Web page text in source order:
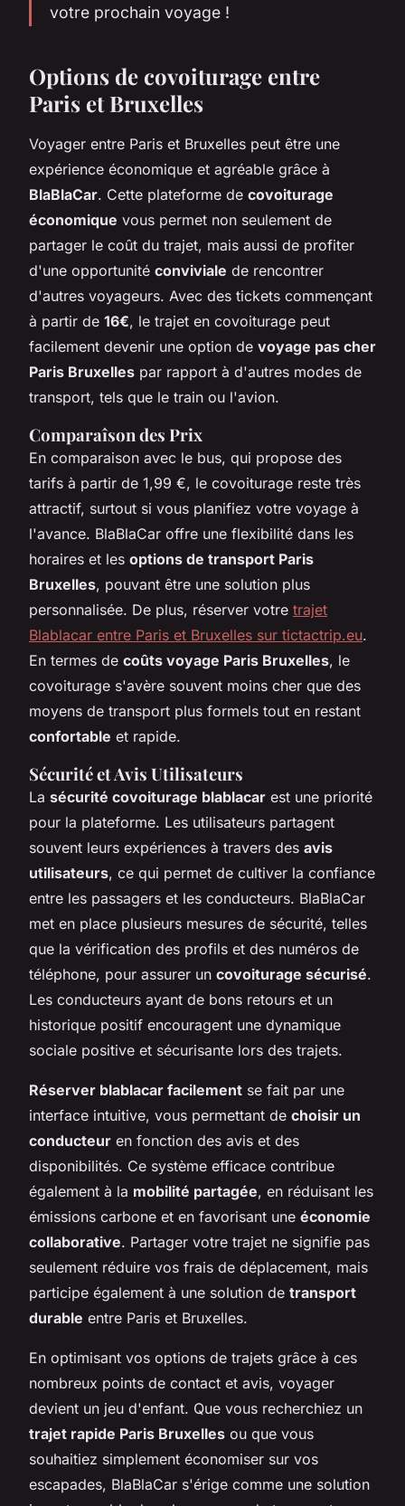
votre prochain voyage !
Options de covoiturage entre
Paris et Bruxelles
Voyager entre Paris et Bruxelles peut être une
expérience économique et agréable grâce à
BlaBlaCar. Cette plateforme de covoiturage
économique vous permet non seulement de
partager le coût du trajet, mais aussi de profiter
d'une opportunité conviviale de rencontrer
d'autres voyageurs. Avec des tickets commençant
à partir de 16€, le trajet en covoiturage peut
facilement devenir une option de voyage pas cher
Paris Bruxelles par rapport à d'autres modes de
transport, tels que le train ou l'avion.
Comparaîson des Prix
En comparaison avec le bus, qui propose des
tarifs à partir de 1,99 €, le covoiturage reste très
attractif, surtout si vous planifiez votre voyage à
l'avance. BlaBlaCar offre une flexibilité dans les
horaires et les options de transport Paris
Bruxelles, pouvant être une solution plus
personnalisée. De plus, réserver votre trajet
Blablacar entre Paris et Bruxelles sur tictactrip.eu.
En termes de coûts voyage Paris Bruxelles, le
covoiturage s'avère souvent moins cher que des
moyens de transport plus formels tout en restant
confortable et rapide.
Sécurité et Avis Utilisateurs
La sécurité covoiturage blablacar est une priorité
pour la plateforme. Les utilisateurs partagent
souvent leurs expériences à travers des avis
utilisateurs, ce qui permet de cultiver la confiance
entre les passagers et les conducteurs. BlaBlaCar
met en place plusieurs mesures de sécurité, telles
que la vérification des profils et des numéros de
téléphone, pour assurer un covoiturage sécurisé.
Les conducteurs ayant de bons retours et un
historique positif encouragent une dynamique
sociale positive et sécurisante lors des trajets.
Réserver blablacar facilement se fait par une
interface intuitive, vous permettant de choisir un
conducteur en fonction des avis et des
disponibilités. Ce système efficace contribue
également à la mobilité partagée, en réduisant les
émissions carbone et en favorisant une économie
collaborative. Partager votre trajet ne signifie pas
seulement réduire vos frais de déplacement, mais
participe également à une solution de transport
durable entre Paris et Bruxelles.
En optimisant vos options de trajets grâce à ces
nombreux points de contact et avis, voyager
devient un jeu d'enfant. Que vous recherchiez un
trajet rapide Paris Bruxelles ou que vous
souhaitiez simplement économiser sur vos
escapades, BlaBlaCar s'érige comme une solution